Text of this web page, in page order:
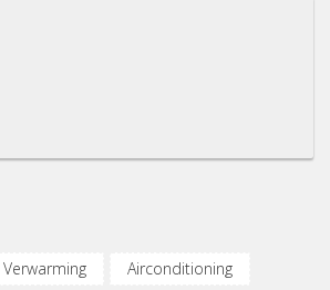
Verwarming
Airconditioning